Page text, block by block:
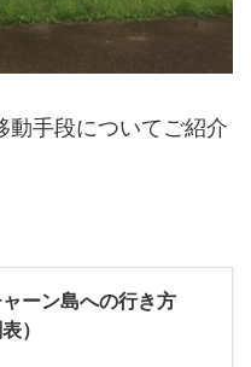
動手段についてご紹介
ーン島への行き方
）